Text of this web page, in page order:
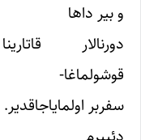
و بیر داها
دورنالار قاتارینا
قوشولماغا-
سفربر اولمایاجاقدیر.